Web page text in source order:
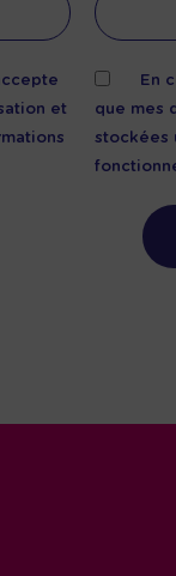
et
En
que mes
stockées